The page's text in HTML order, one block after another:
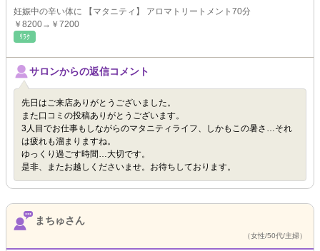
妊娠中の辛い体に 【マタニティ】 アロマトリートメント70分
￥8200→￥7200
ﾘﾗｸ
サロンからの返信コメント
先日はご来店ありがとうございました。
また口コミの投稿ありがとうございます。
3人目でお仕事もしながらのマタニティライフ、しかもこの暑さ…それ
は疲れも溜まりますね。
ゆっくり過ごす時間…大切です。
是非、またお越しくださいませ。お待ちしております。
まちゅさん
（女性/50代/主婦）